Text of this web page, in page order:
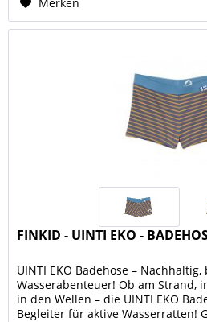
FINKID - UINTI EKO -
UINTI EKO Badehose –
Wasserabenteuer! Ob am Strand,
in den Wellen – die UINTI EKO
Begleiter für aktive Wasserratten!